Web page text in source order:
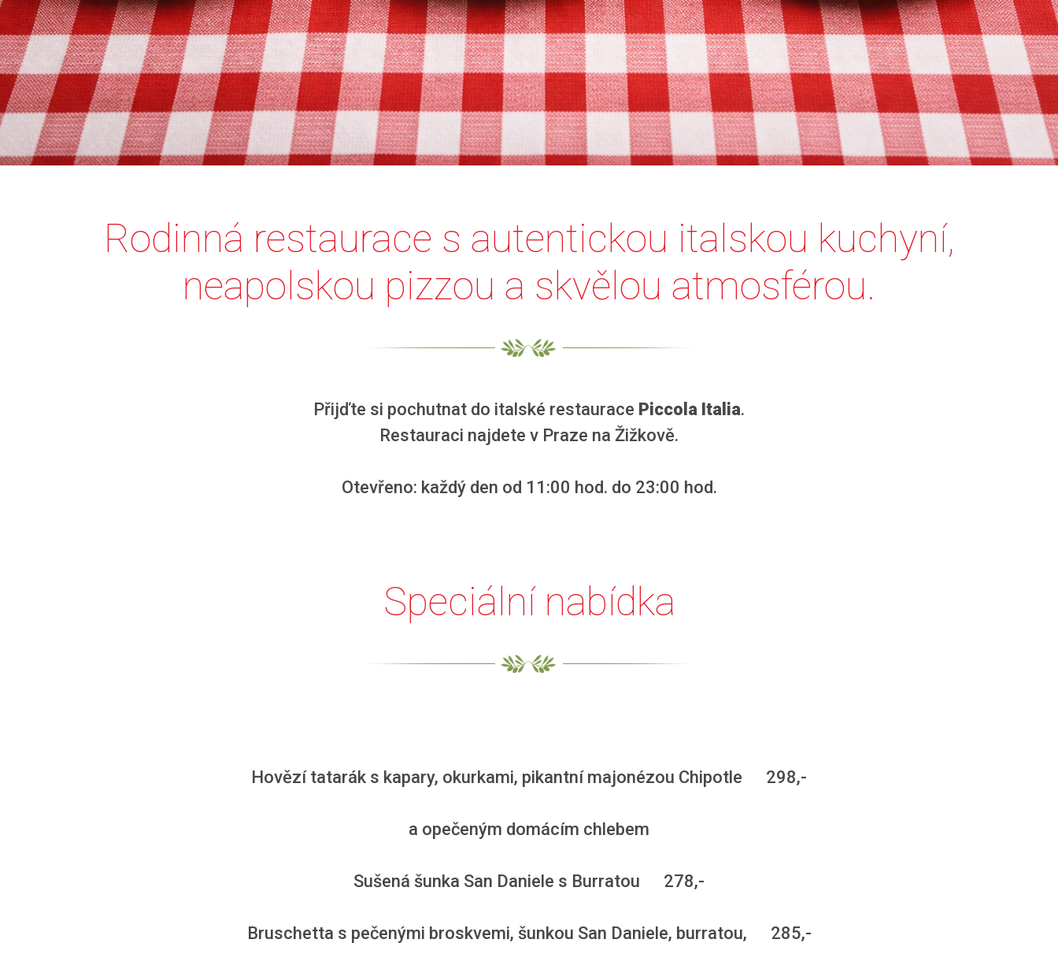
Rodinná restaurace s autentickou italskou kuchyní,
neapolskou pizzou a skvělou atmosférou.
Přijďte si pochutnat do italské restaurace Piccola Italia.
Restauraci najdete v Praze na Žižkově.
Otevřeno: každý den od 11:00 hod. do 23:00 hod.
Speciální nabídka
Hovězí tatarák s kapary, okurkami, pikantní majonézou Chipotle 298,-
a opečeným domácím chlebem
Sušená šunka San Daniele s Burratou 278,-
Bruschetta s pečenými broskvemi, šunkou San Daniele, burratou, 285,-